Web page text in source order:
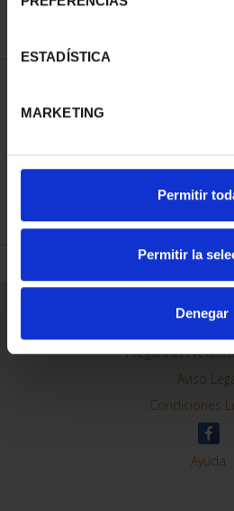
ESTADÍSTICA
MARKETING
Permitir
Permitir la
Denegar
REFINAR
Información
Contacto
Preguntas
Aviso
Condiciones
Ayuda